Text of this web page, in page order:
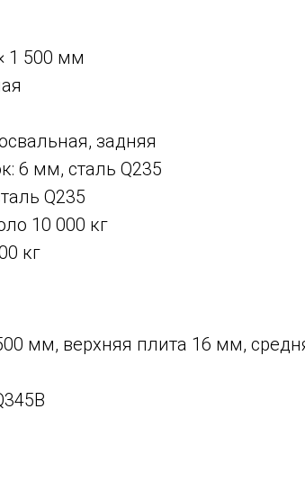
1 500 мм
задняя
6 мм, сталь Q235
Q235
10 000 кг
кг
мм, верхняя плита 16 мм,